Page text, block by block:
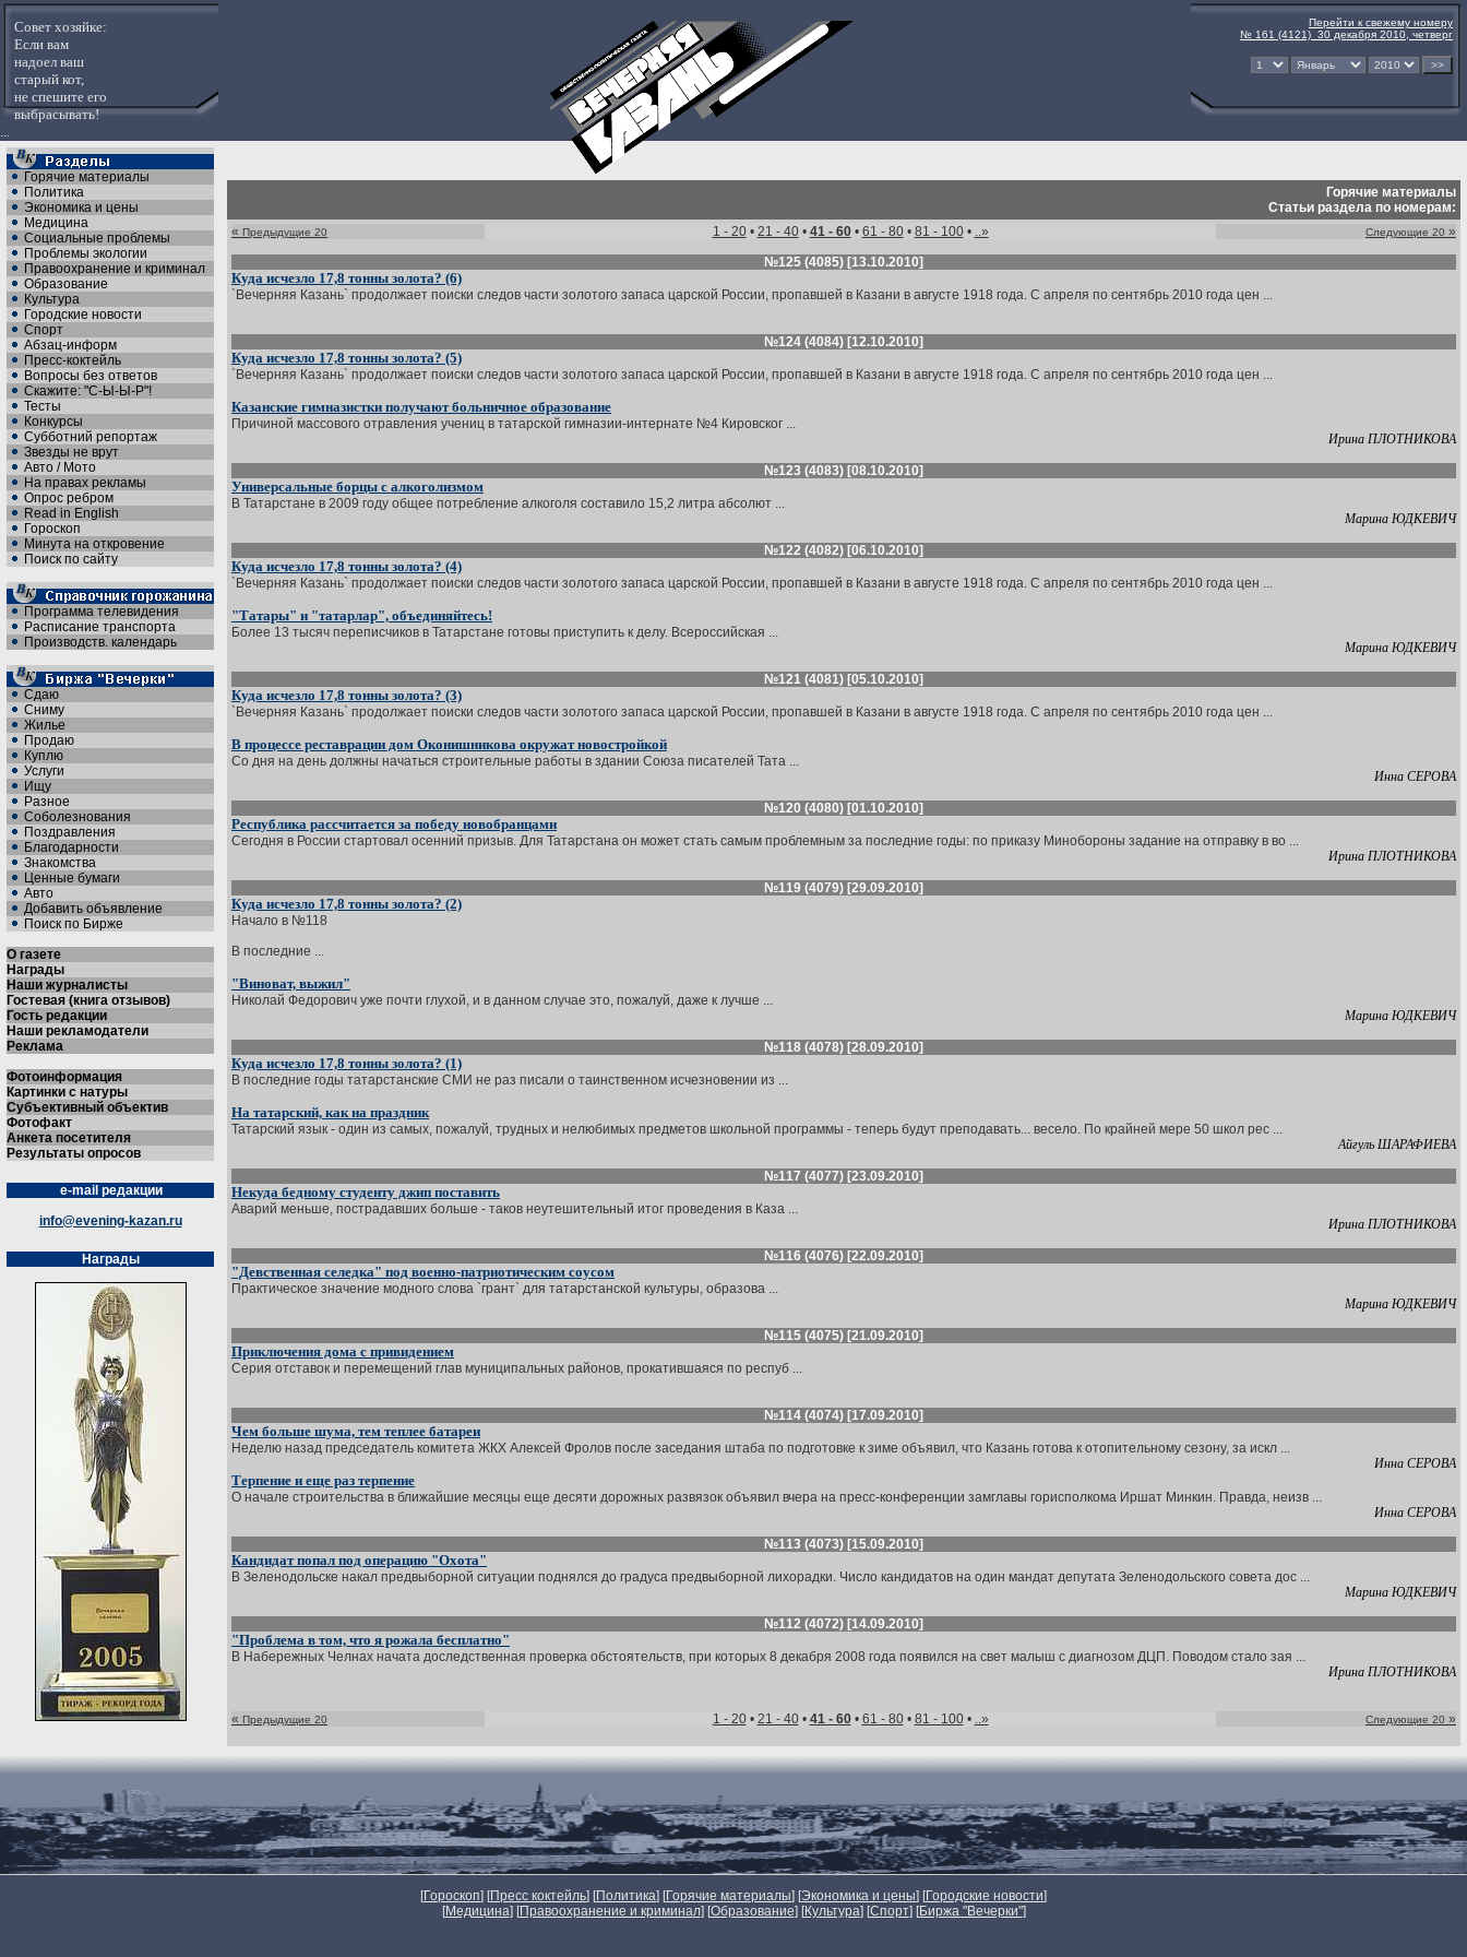
Совет хозяйке:
Если вам
надоел ваш
старый кот,
не спешите его
выбрасывать!
...
Перейти к свежему номеру
№ 161 (4121) 30 декабря 2010, четверг
Горячие материалы
Политика
Экономика и цены
Медицина
Социальные проблемы
Проблемы экологии
Правоохранение и криминал
Образование
Культура
Городские новости
Спорт
Абзац-информ
Пресс-коктейль
Вопросы без ответов
Скажите: "С-Ы-Ы-Р"!
Тесты
Конкурсы
Субботний репортаж
Звезды не врут
Авто / Мото
На правах рекламы
Опрос ребром
Read in English
Гороскоп
Минута на откровение
Поиск по сайту
Программа телевидения
Расписание транспорта
Производств. календарь
Сдаю
Сниму
Жилье
Продаю
Куплю
Услуги
Ищу
Разное
Соболезнования
Поздравления
Благодарности
Знакомства
Ценные бумаги
Авто
Добавить объявление
Поиск по Бирже
О газете
Награды
Наши журналисты
Гостевая (книга отзывов)
Гость редакции
Наши рекламодатели
Реклама
Фотоинформация
Картинки с натуры
Субъективный объектив
Фотофакт
Анкета посетителя
Результаты опросов
e-mail редакции
info@evening-kazan.ru
Награды
Горячие материалы
Статьи раздела по номерам:
« Предыдущие 20 1 - 20• 21 - 40• 41 - 60• 61 - 80• 81 - 100• ..» Следующие 20 »
№125 (4085) [13.10.2010]
Куда исчезло 17,8 тонны золота? (6)
`Вечерняя Казань` продолжает поиски следов части золотого запаса царской России, пропавшей в Казани в августе 1918 года. С апреля по сентябрь 2010 года цен ...
№124 (4084) [12.10.2010]
Куда исчезло 17,8 тонны золота? (5)
`Вечерняя Казань` продолжает поиски следов части золотого запаса царской России, пропавшей в Казани в августе 1918 года. С апреля по сентябрь 2010 года цен ...
Казанские гимназистки получают больничное образование
Причиной массового отравления учениц в татарской гимназии-интернате №4 Кировског ...
Ирина ПЛОТНИКОВА
№123 (4083) [08.10.2010]
Универсальные борцы с алкоголизмом
В Татарстане в 2009 году общее потребление алкоголя составило 15,2 литра абсолют ...
Марина ЮДКЕВИЧ
№122 (4082) [06.10.2010]
Куда исчезло 17,8 тонны золота? (4)
`Вечерняя Казань` продолжает поиски следов части золотого запаса царской России, пропавшей в Казани в августе 1918 года. С апреля по сентябрь 2010 года цен ...
"Татары" и "татарлар", объединяйтесь!
Более 13 тысяч переписчиков в Татарстане готовы приступить к делу. Всероссийская ...
Марина ЮДКЕВИЧ
№121 (4081) [05.10.2010]
Куда исчезло 17,8 тонны золота? (3)
`Вечерняя Казань` продолжает поиски следов части золотого запаса царской России, пропавшей в Казани в августе 1918 года. С апреля по сентябрь 2010 года цен ...
В процессе реставрации дом Оконишникова окружат новостройкой
Со дня на день должны начаться строительные работы в здании Союза писателей Тата ...
Инна СЕРОВА
№120 (4080) [01.10.2010]
Республика рассчитается за победу новобранцами
Сегодня в России стартовал осенний призыв. Для Татарстана он может стать самым проблемным за последние годы: по приказу Минобороны задание на отправку в во ...
Ирина ПЛОТНИКОВА
№119 (4079) [29.09.2010]
Куда исчезло 17,8 тонны золота? (2)
Начало в №118
В последние ...
"Виноват, выжил"
Николай Федорович уже почти глухой, и в данном случае это, пожалуй, даже к лучше ...
Марина ЮДКЕВИЧ
№118 (4078) [28.09.2010]
Куда исчезло 17,8 тонны золота? (1)
В последние годы татарстанские СМИ не раз писали о таинственном исчезновении из ...
На татарский, как на праздник
Татарский язык - один из самых, пожалуй, трудных и нелюбимых предметов школьной программы - теперь будут преподавать... весело. По крайней мере 50 школ рес ...
Айгуль ШАРАФИЕВА
№117 (4077) [23.09.2010]
Некуда бедному студенту джип поставить
Аварий меньше, пострадавших больше - таков неутешительный итог проведения в Каза ...
Ирина ПЛОТНИКОВА
№116 (4076) [22.09.2010]
"Девственная селедка" под военно-патриотическим соусом
Практическое значение модного слова `грант` для татарстанской культуры, образова ...
Марина ЮДКЕВИЧ
№115 (4075) [21.09.2010]
Приключения дома с привидением
Серия отставок и перемещений глав муниципальных районов, прокатившаяся по респуб ...
№114 (4074) [17.09.2010]
Чем больше шума, тем теплее батареи
Неделю назад председатель комитета ЖКХ Алексей Фролов после заседания штаба по подготовке к зиме объявил, что Казань готова к отопительному сезону, за искл ...
Инна СЕРОВА
Терпение и еще раз терпение
О начале строительства в ближайшие месяцы еще десяти дорожных развязок объявил вчера на пресс-конференции замглавы горисполкома Иршат Минкин. Правда, неизв ...
Инна СЕРОВА
№113 (4073) [15.09.2010]
Кандидат попал под операцию "Охота"
В Зеленодольске накал предвыборной ситуации поднялся до градуса предвыборной лихорадки. Число кандидатов на один мандат депутата Зеленодольского совета дос ...
Марина ЮДКЕВИЧ
№112 (4072) [14.09.2010]
"Проблема в том, что я рожала бесплатно"
В Набережных Челнах начата доследственная проверка обстоятельств, при которых 8 декабря 2008 года появился на свет малыш с диагнозом ДЦП. Поводом стало зая ...
Ирина ПЛОТНИКОВА
« Предыдущие 20 1 - 20• 21 - 40• 41 - 60• 61 - 80• 81 - 100• ..» Следующие 20 »
[Гороскоп] [Пресс коктейль] [Политика] [Горячие материалы] [Экономика и цены] [Городские новости]
[Медицина] [Правоохранение и криминал] [Образование] [Культура] [Спорт] [Биржа "Вечерки"]